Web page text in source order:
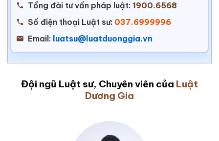
Tổng đài tư vấn pháp luật: 1900.6568
Số điện thoại Luật sư: 037.6999996
Email: luatsu@luatduonggia.vn
Đội ngũ Luật sư, Chuyên viên của Luật
Dương Gia